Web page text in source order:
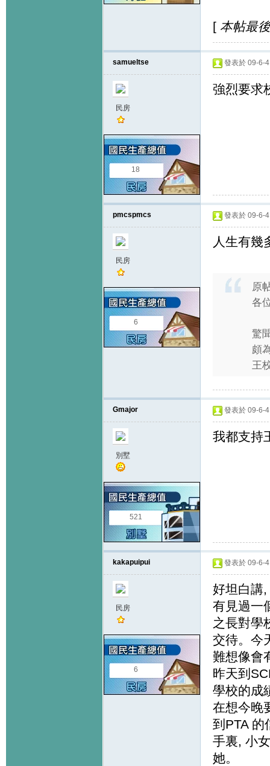
[ 本帖最
samueltse
民房
18
發表於 09-6-
強烈要求
pmcspmcs
民房
6
發表於 09-6-
人生有幾
原
各
驚
頗
王
Gmajor
別墅
521
發表於 09-6-
我都支持
kakapuipui
民房
6
發表於 09-6-
好坦白講
有見過一
之長對學
交待。今
難想像會
昨天到
學校的成
在想今晚
到PTA 的
手裏, 小
她。